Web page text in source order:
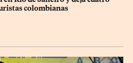
colombianas